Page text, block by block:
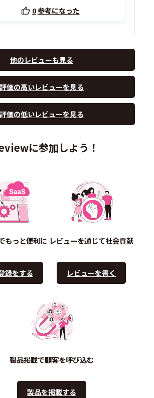
0参考になった
他のレビューも見る
評価の高いレビューを見る
評価の低いレビューを見る
に参加しよう！
もっと便利に
録をする
レビューを通じて社会貢献
レビューを書く
製品掲載で顧客を呼び込む
製品を掲載する